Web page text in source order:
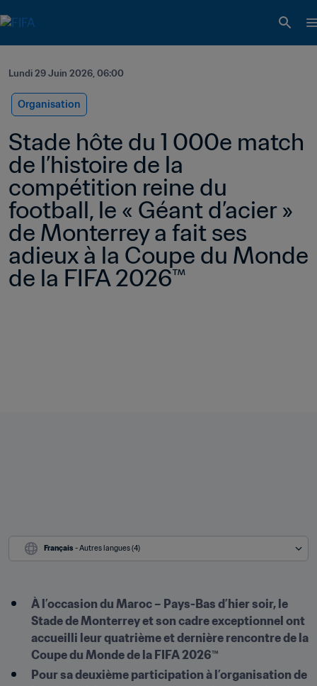
Lundi 29 Juin 2026, 06:00
Organisation
Stade hôte du 1 000e match
de l’histoire de la
compétition reine du
football, le « Géant d’acier »
de Monterrey a fait ses
adieux à la Coupe du Monde
de la FIFA 2026™
Français - Autres langues (4)
À l’occasion du Maroc – Pays-Bas d’hier soir, le
Stade de Monterrey et son cadre exceptionnel ont
accueilli leur quatrième et dernière rencontre de la
Coupe du Monde de la FIFA 2026™
Pour sa deuxième participation à l’organisation de